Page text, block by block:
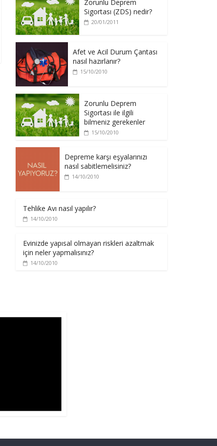
Zorunlu Deprem
Sigortası (ZDS) nedir?
20/01/2011
Afet ve Acil Durum Çantası
nasıl hazırlanır?
15/10/2010
Zorunlu Deprem
Sigortası ile ilgili
bilmeniz gerekenler
15/10/2010
Depreme karşı eşyalarınızı
nasıl sabitlemelisiniz?
14/10/2010
Tehlike Avı nasıl yapılır?
14/10/2010
Evinizde yapısal olmayan riskleri azaltmak
için neler yapmalısınız?
14/10/2010